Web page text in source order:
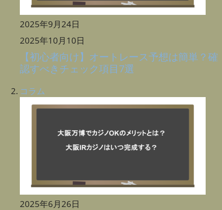
2025年9月24日
2025年10月10日
【初心者向け】オートレース予想は簡単？確
認すべきチェック項目7選
コラム
2025年6月26日